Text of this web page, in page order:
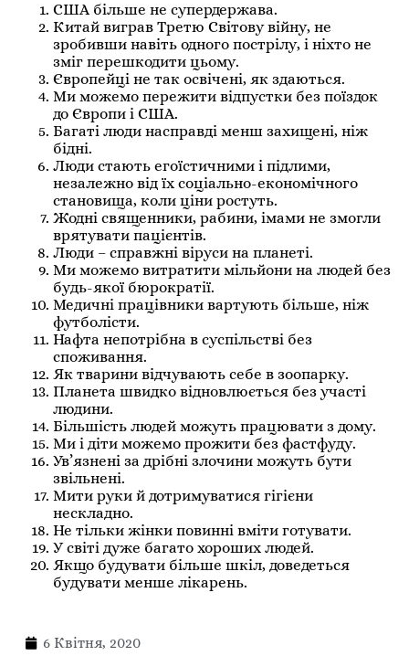
США більше не супердержава.
Китай виграв Третю Світову війну, не
зробивши навіть одного пострілу, і ніхто не
зміг перешкодити цьому.
Європейці не так освічені, як здаються.
Ми можемо пережити відпустки без поїздок
до Європи і США.
Багаті люди насправді менш захищені, ніж
бідні.
Люди стають егоїстичними і підлими,
незалежно від їх соціально-економічного
становища, коли ціни ростуть.
Жодні священники, рабини, імами не змогли
врятувати пацієнтів.
Люди – справжні віруси на планеті.
Ми можемо витратити мільйони на людей без
будь-якої бюрократії.
Медичні працівники вартують більше, ніж
футболісти.
Нафта непотрібна в суспільстві без
споживання.
Як тварини відчувають себе в зоопарку.
Планета швидко відновлюється без участі
людини.
Більшість людей можуть працювати з дому.
Ми і діти можемо прожити без фастфуду.
Ув’язнені за дрібні злочини можуть бути
звільнені.
Мити руки й дотримуватися гігієни
нескладно.
Не тільки жінки повинні вміти готувати.
У світі дуже багато хороших людей.
Якщо будувати більше шкіл, доведеться
будувати менше лікарень.
6 Квітня, 2020